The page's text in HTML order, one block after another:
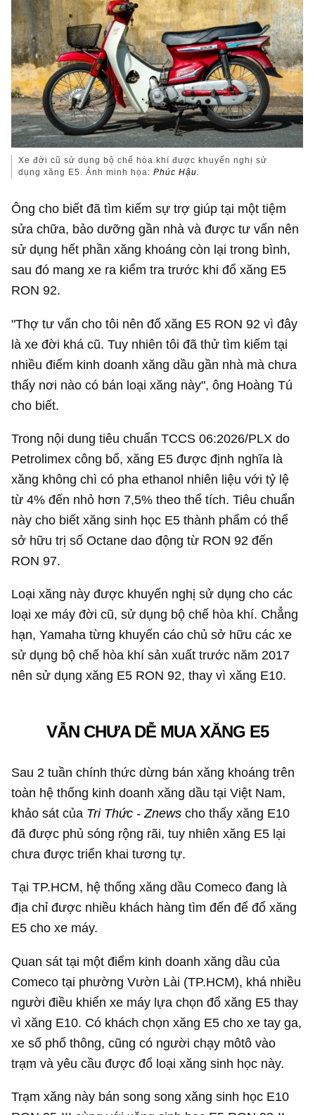
Xe đời cũ sử dụng bộ chế hòa khí được khuyến nghị sử
dụng xăng E5. Ảnh minh họa:Phúc Hậu.
Ông cho biết đã tìm kiếm sự trợ giúp tại một tiệm
sửa chữa, bảo dưỡng gần nhà và được tư vấn nên
sử dụng hết phần xăng khoáng còn lại trong bình,
sau đó mang xe ra kiểm tra trước khi đổ xăng E5
RON 92.
"Thợ tư vấn cho tôi nên đổ xăng E5 RON 92 vì đây
là xe đời khá cũ. Tuy nhiên tôi đã thử tìm kiếm tại
nhiều điểm kinh doanh xăng dầu gần nhà mà chưa
thấy nơi nào có bán loại xăng này", ông Hoàng Tú
cho biết.
Trong nội dung tiêu chuẩn TCCS 06:2026/PLX do
Petrolimex công bố, xăng E5 được định nghĩa là
xăng không chì có pha ethanol nhiên liệu với tỷ lệ
từ 4% đến nhỏ hơn 7,5% theo thể tích. Tiêu chuẩn
này cho biết xăng sinh học E5 thành phẩm có thể
sở hữu trị số Octane dao động từ RON 92 đến
RON 97.
Loại xăng này được khuyến nghị sử dụng cho các
loại xe máy đời cũ, sử dụng bộ chế hòa khí. Chẳng
hạn, Yamaha từng khuyến cáo chủ sở hữu các xe
sử dụng bộ chế hòa khí sản xuất trước năm 2017
nên sử dụng xăng E5 RON 92, thay vì xăng E10.
VẪN CHƯA DỄ MUA XĂNG E5
Sau 2 tuần chính thức dừng bán xăng khoáng trên
toàn hệ thống kinh doanh xăng dầu tại Việt Nam,
khảo sát của Tri Thức - Znews cho thấy xăng E10
đã được phủ sóng rộng rãi, tuy nhiên xăng E5 lại
chưa được triển khai tương tự.
Tại TP.HCM, hệ thống xăng dầu Comeco đang là
địa chỉ được nhiều khách hàng tìm đến để đổ xăng
E5 cho xe máy.
Quan sát tại một điểm kinh doanh xăng dầu của
Comeco tại phường Vườn Lài (TP.HCM), khá nhiều
người điều khiển xe máy lựa chọn đổ xăng E5 thay
vì xăng E10. Có khách chọn xăng E5 cho xe tay ga,
xe số phổ thông, cũng có người chạy môtô vào
trạm và yêu cầu được đổ loại xăng sinh học này.
Trạm xăng này bán song song xăng sinh học E10